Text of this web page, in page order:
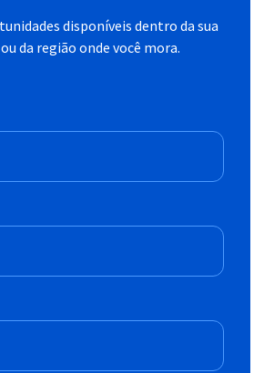
disponíveis dentro da sua
da região onde você mora.